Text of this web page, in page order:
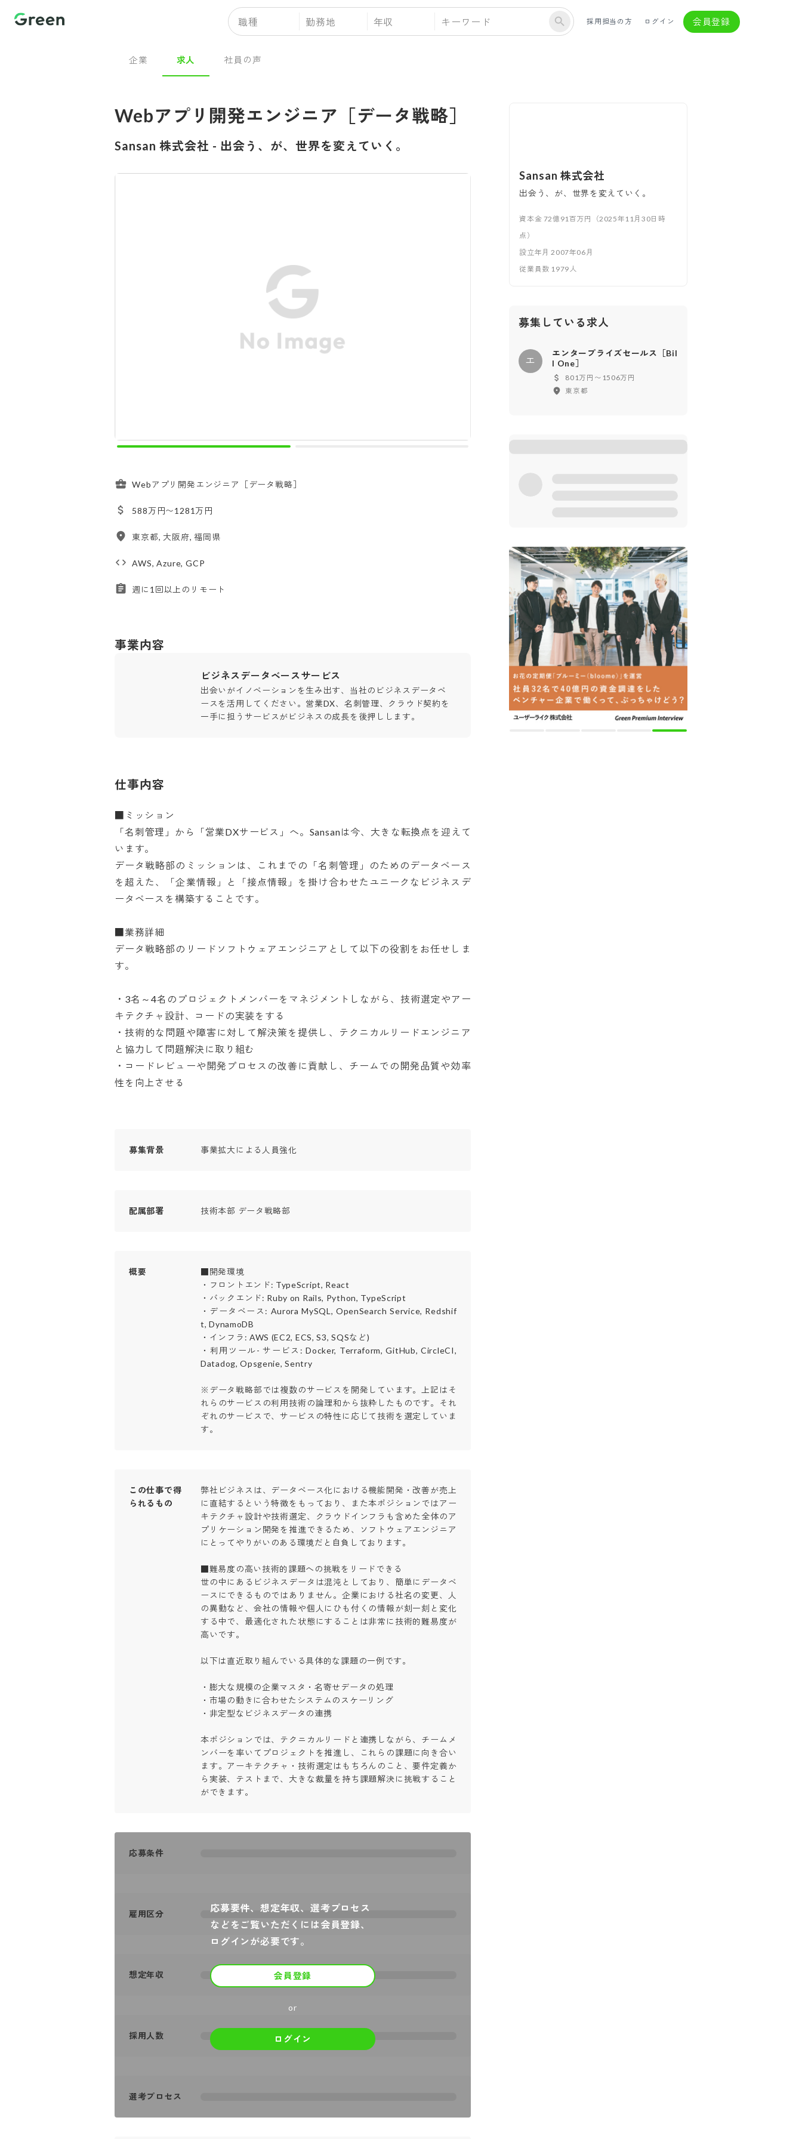
職種 勤務地 年収 採用担当の方 ログイン 会員登録
企業 求人 社員の声
Webアプリ開発エンジニア［データ戦略］
Sansan 株式会社 - 出会う、が、世界を変えていく。
Webアプリ開発エンジニア［データ戦略］
588万円〜1281万円
東京都, 大阪府, 福岡県
AWS, Azure, GCP
週に1回以上のリモート
事業内容
ビジネスデータベースサービス
出会いがイノベーションを生み出す、当社のビジネスデータベ
ースを活用してください。営業DX、名刺管理、クラウド契約を
一手に担うサービスがビジネスの成長を後押しします。
仕事内容
■ミッション
「名刺管理」から「営業DXサービス」へ。Sansanは今、大きな転換点を迎えて
います。
データ戦略部のミッションは、これまでの「名刺管理」のためのデータベース
を超えた、「企業情報」と「接点情報」を掛け合わせたユニークなビジネスデ
ータベースを構築することです。
■業務詳細
データ戦略部のリードソフトウェアエンジニアとして以下の役割をお任せしま
す。
・3名～4名のプロジェクトメンバーをマネジメントしながら、技術選定やアー
キテクチャ設計、コードの実装をする
・技術的な問題や障害に対して解決策を提供し、テクニカルリードエンジニア
と協力して問題解決に取り組む
・コードレビューや開発プロセスの改善に貢献し、チームでの開発品質や効率
性を向上させる
募集背景 事業拡大による人員強化
配属部署 技術本部 データ戦略部
概要
■開発環境
・フロントエンド: TypeScript, React
・バックエンド: Ruby on Rails, Python, TypeScript
・データベース: Aurora MySQL, OpenSearch Service, Redshif
t, DynamoDB
・インフラ: AWS (EC2, ECS, S3, SQSなど)
・利用ツール- サービス: Docker, Terraform, GitHub, CircleCI,
Datadog, Opsgenie, Sentry
※データ戦略部では複数のサービスを開発しています。上記はそ
れらのサービスの利用技術の論理和から抜粋したものです。それ
ぞれのサービスで、サービスの特性に応じて技術を選定していま
す。
この仕事で得
られるもの
弊社ビジネスは、データベース化における機能開発・改善が売上
に直結するという特徴をもっており、また本ポジションではアー
キテクチャ設計や技術選定、クラウドインフラも含めた全体のア
プリケーション開発を推進できるため、ソフトウェアエンジニア
にとってやりがいのある環境だと自負しております。
■難易度の高い技術的課題への挑戦をリードできる
世の中にあるビジネスデータは混沌としており、簡単にデータベ
ースにできるものではありません。企業における社名の変更、人
の異動など、会社の情報や個人にひも付くの情報が刻一刻と変化
する中で、最適化された状態にすることは非常に技術的難易度が
高いです。
以下は直近取り組んでいる具体的な課題の一例です。
・膨大な規模の企業マスタ・名寄せデータの処理
・市場の動きに合わせたシステムのスケーリング
・非定型なビジネスデータの連携
本ポジションでは、テクニカルリードと連携しながら、チームメ
ンバーを率いてプロジェクトを推進し、これらの課題に向き合い
ます。アーキテクチャ・技術選定はもちろんのこと、要件定義か
ら実装、テストまで、大きな裁量を持ち課題解決に挑戦すること
ができます。
応募要件、想定年収、選考プロセス
などをご覧いただくには会員登録、
ログインが必要です。
会員登録
or
ログイン
応募条件
雇用区分
想定年収
採用人数
選考プロセス
Sansan 株式会社
出会う、が、世界を変えていく。
資本金 72億91百万円（2025年11月30日時
点）
設立年月 2007年06月
従業員数 1979 人
募集している求人
エ
エンタープライズセールス［Bil
l One］
801万円〜1506万円
東京都